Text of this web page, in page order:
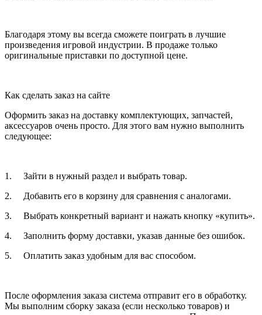
Благодаря этому вы всегда сможете поиграть в лучшие
произведения игровой индустрии. В продаже только
оригинальные приставки по доступной цене.
Как сделать заказ на сайте
Оформить заказ на доставку комплектующих, запчастей,
аксессуаров очень просто. Для этого вам нужно выполнить
следующее:
1. Зайти в нужный раздел и выбрать товар.
2. Добавить его в корзину для сравнения с аналогами.
3. Выбрать конкретный вариант и нажать кнопку «купить».
4. Заполнить форму доставки, указав данные без ошибок.
5. Оплатить заказ удобным для вас способом.
После оформления заказа система отправит его в обработку.
Мы выполним сборку заказа (если несколько товаров) и